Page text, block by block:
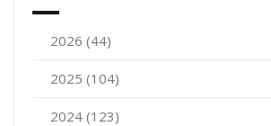
2026 (44)
2025 (104)
2024 (123)